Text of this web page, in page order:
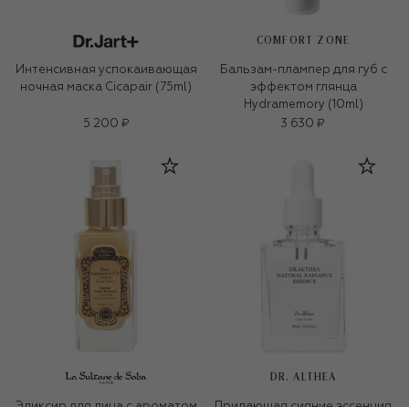
Интенсивная успокаивающая
ночная маска Cicapair (75ml)
5 200 ₽
COMFORT ZONE
Бальзам-плампер для губ с
эффектом глянца
Hydramemory (10ml)
3 630 ₽
DR. ALTHEA